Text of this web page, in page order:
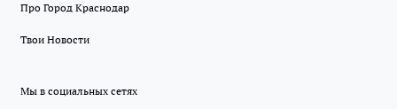
Про Город Краснодар
Твои Новости
Мы в социальных сетях